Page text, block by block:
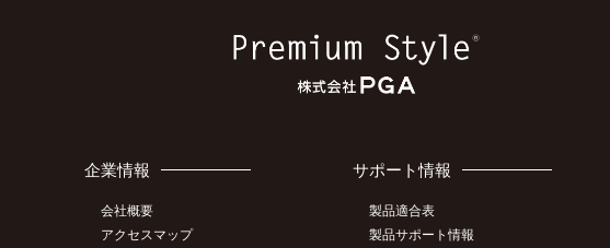
企業情報
会社概要
アクセスマップ
サポート情報
製品適合表
製品サポート情報